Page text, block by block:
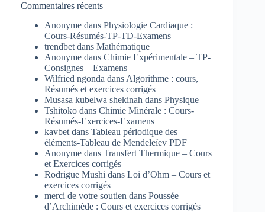
Commentaires récents
Anonyme dans Physiologie Cardiaque :
Cours-Résumés-TP-TD-Examens
trendbet dans Mathématique
Anonyme dans Chimie Expérimentale – TP-
Consignes – Examens
Wilfried ngonda dans Algorithme : cours,
Résumés et exercices corrigés
Musasa kubelwa shekinah dans Physique
Tshitoko dans Chimie Minérale : Cours-
Résumés-Exercices-Examens
kavbet dans Tableau périodique des
éléments-Tableau de Mendeleïev PDF
Anonyme dans Transfert Thermique – Cours
et Exercices corrigés
Rodrigue Mushi dans Loi d’Ohm – Cours et
exercices corrigés
merci de votre soutien dans Poussée
d’Archimède : Cours et exercices corrigés